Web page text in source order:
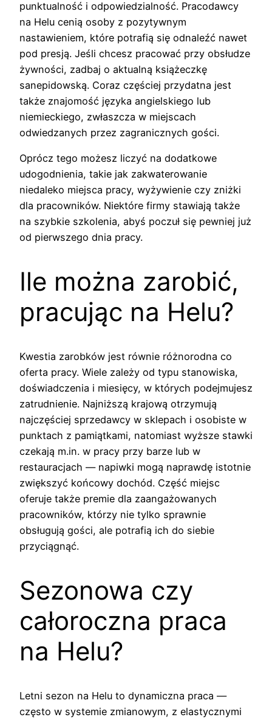
punktualność i odpowiedzialność. Pracodawcy
na Helu cenią osoby z pozytywnym
nastawieniem, które potrafią się odnaleźć nawet
pod presją. Jeśli chcesz pracować przy obsłudze
żywności, zadbaj o aktualną książeczkę
sanepidowską. Coraz częściej przydatna jest
także znajomość języka angielskiego lub
niemieckiego, zwłaszcza w miejscach
odwiedzanych przez zagranicznych gości.
Oprócz tego możesz liczyć na dodatkowe
udogodnienia, takie jak zakwaterowanie
niedaleko miejsca pracy, wyżywienie czy zniżki
dla pracowników. Niektóre firmy stawiają także
na szybkie szkolenia, abyś poczuł się pewniej już
od pierwszego dnia pracy.
Ile można zarobić,
pracując na Helu?
Kwestia zarobków jest równie różnorodna co
oferta pracy. Wiele zależy od typu stanowiska,
doświadczenia i miesięcy, w których podejmujesz
zatrudnienie. Najniższą krajową otrzymują
najczęściej sprzedawcy w sklepach i osobiste w
punktach z pamiątkami, natomiast wyższe stawki
czekają m.in. w pracy przy barze lub w
restauracjach — napiwki mogą naprawdę istotnie
zwiększyć końcowy dochód. Część miejsc
oferuje także premie dla zaangażowanych
pracowników, którzy nie tylko sprawnie
obsługują gości, ale potrafią ich do siebie
przyciągnąć.
Sezonowa czy
całoroczna praca
na Helu?
Letni sezon na Helu to dynamiczna praca —
często w systemie zmianowym, z elastycznymi